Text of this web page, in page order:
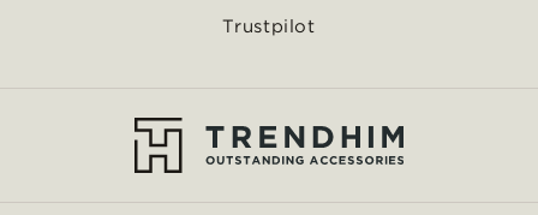
Trustpilot